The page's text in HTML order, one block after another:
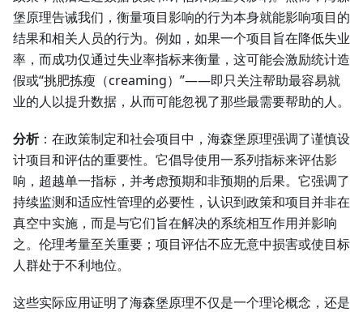
堡原理告诫我们，衡量项目影响的行为本身就能影响项目的
结果和相关人员的行为。例如，如果一个项目旨在降低失业
率，而成功仅通过失业率指标来衡量，这可能会激励统计造
假或“挑肥拣瘦（creaming）”——即只关注帮助最容易就
业的人以提升数据，从而可能忽视了那些最需要帮助的人。
分析：在政策制定和社会项目中，海森堡原理强调了谨慎设
计项目和评估的重要性。它倡导使用一系列指标来评估影
响，超越单一指标，并考虑预期和非预期的后果。它强调了
持续监测和适应性管理的必要性，认识到政策和项目并非在
真空中实施，而是与它们旨在解决的系统相互作用并影响
之。伦理考量至关重要；项目评估不应无意中损害或使目标
人群处于不利地位。
这些实际应用证明了海森堡原理不仅是一个理论概念，还是